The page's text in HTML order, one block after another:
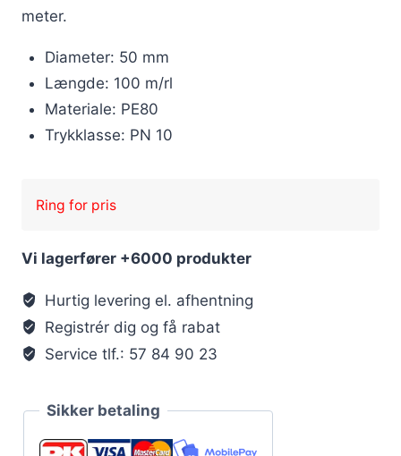
meter.
Diameter: 50 mm
Længde: 100 m/rl
Materiale: PE80
Trykklasse: PN 10
Ring for pris
Vi lagerfører +6000 produkter
Hurtig levering el. afhentning
Registrér dig og få rabat
Service tlf.: 57 84 90 23
Sikker betaling